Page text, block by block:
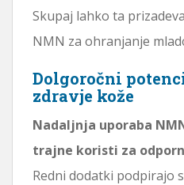
Skupaj lahko ta
NMN za ohranjanje
Dolgoročni
zdravje kože
Nadaljnja uporaba
trajne koristi za
Redni dodatki podpirajo